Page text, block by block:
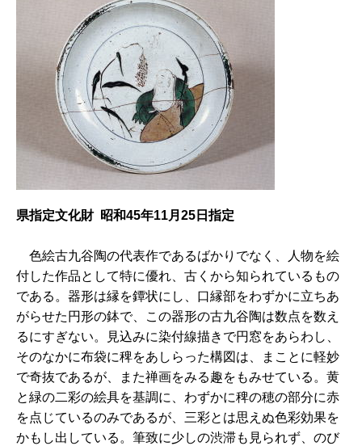
県指定文化財 昭和45年11月25日指定
色絵古九谷陶の代表作であるばかりでなく、人物を絵
付した作品として特に優れ、古くから知られているもの
である。器形は縁を鐔状にし、口縁部をわずかに立ちあ
がらせた円形の鉢で、この器形の古九谷陶は数点を数え
るにすぎない。見込みに染付線描きで円窓をあらわし、
そのなかに布袋に稗をあしらった構図は、まことに軽妙
で奇抜であるが、また禅画をみる趣をもみせている。黄
と緑の二彩の絵具を基調に、わずかに稗の穂の部分に赤
を点じているのみであるが、三彩とは思えぬ色彩効果を
かもし出している。筆致に少しの渋滞も見られず、のび